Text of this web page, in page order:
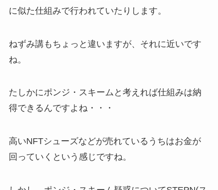
に似た仕組みで行われていたりします。
ねずみ講もちょっと違いますが、それに近いです
ね。
たしかにポンジ・スキームと考えれば仕組みは納
得できるんですよね・・・
高いNFTシューズなどが売れているうちはお金が
回っていくという感じですね。